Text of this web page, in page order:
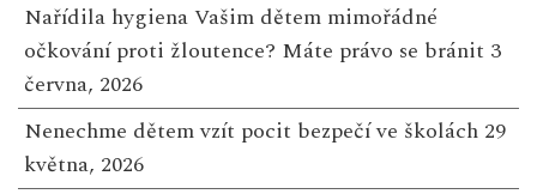
Nařídila hygiena Vašim dětem mimořádné
očkování proti žloutence? Máte právo se bránit 3
června, 2026
Nenechme dětem vzít pocit bezpečí ve školách 29
května, 2026